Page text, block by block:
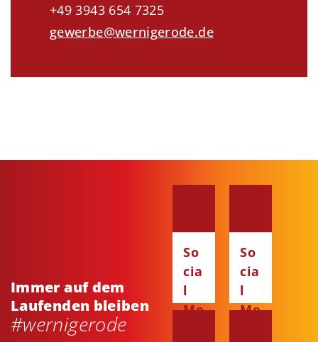
+49 3943 654 7325
gewerbe@wernigerode.de
Immer auf dem
Laufenden bleiben
#wernigerode
So
cia
l
Me
So
cia
l
Me